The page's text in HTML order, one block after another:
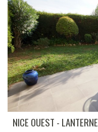
NICE OUEST - LANTERNE